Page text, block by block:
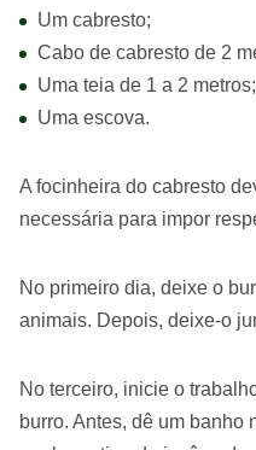
Um cabresto;
Cabo de cabresto de 2
Uma teia de 1 a 2 metros;
Uma escova.
A focinheira do cabresto
necessária para impor
No primeiro dia, deixe o
animais. Depois, deixe-o
No terceiro, inicie o
burro. Antes, dê um banho